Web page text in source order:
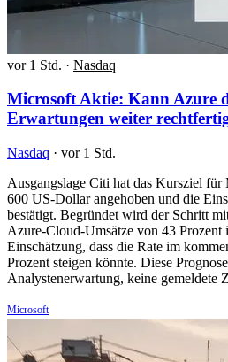
vor 1 Std. · Nasdaq
Microsoft Aktie: Kann Azure
Erwartungen weiter
Nasdaq · vor 1 Std.
Ausgangslage Citi hat das Kursziel
600 US-Dollar angehoben und die
bestätigt. Begründet wird der Schritt
Azure-Cloud-Umsätze von 43 Prozent
Einschätzung, dass die Rate im
Prozent steigen könnte. Diese
Analystenerwartung, keine
Microsoft